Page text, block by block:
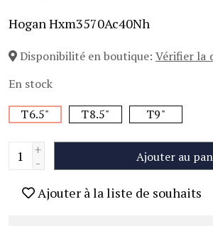
Hogan Hxm3570Ac40Nh
Disponibilité en boutique: Vérifier la
En stock
T6.5"
T8.5" T9"
+
- Ajouter au
Ajouter à la liste de souhaits